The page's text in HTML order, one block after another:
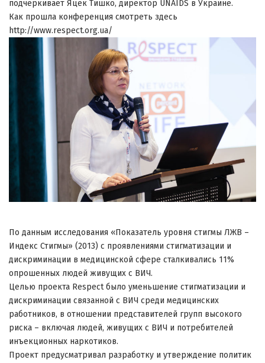
подчеркивает Яцек Тишко, директор UNAIDS в Украине.
Как прошла конференция смотреть здесь
http://www.respect.org.ua/
По данным исследования «Показатель уровня стигмы ЛЖВ –
Индекс Стигмы» (2013) с проявлениями стигматизации и
дискриминации в медицинской сфере сталкивались 11%
опрошенных людей живущих с ВИЧ.
Целью проекта Respect было уменьшение стигматизации и
дискриминации связанной с ВИЧ среди медицинских
работников, в отношении представителей групп высокого
риска – включая людей, живущих с ВИЧ и потребителей
инъекционных наркотиков.
Проект предусматривал разработку и утверждение политик